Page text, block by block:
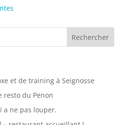
et de training à Seignosse
resto du Penon
a ne pas louper.